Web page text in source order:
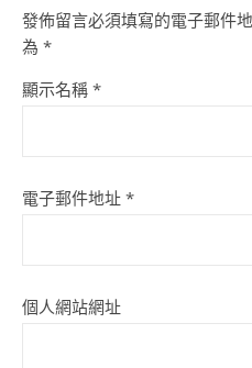
發佈留言必須填寫的電子郵件
為 *
顯示名稱 *
電子郵件地址 *
個人網站網址